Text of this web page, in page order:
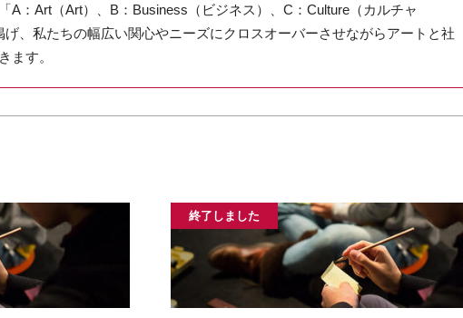
A：Art（Art）、B：Business（ビジネス）、C：Culture（カルチャ
げ、私たちの幅広い関心やニーズにクロスオーバーさせながらアートと社
ます。
終了しました